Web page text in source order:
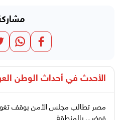
الأحدث في أحداث الوطن
مصر تطالب مجلس الأمن بوقف تغول
فوضى بالمنطقة